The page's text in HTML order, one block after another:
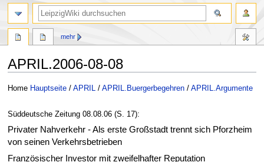
APRIL.2006-08-08
Zur
springen
Zur
springen
Home Hauptseite/ APRIL / APRIL.Buergerbegehren/ APRIL.Argumente
Süddeutsche Zeitung 08.08.06 (S. 17):
Privater Nahverkehr - Als erste Großstadt trennt sich Pforzheim
von seinen Verkehrsbetrieben
Französischer Investor mit zweifelhafter Reputation
mehr